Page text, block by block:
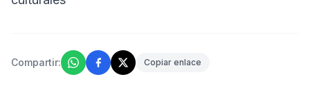
Compartir: Copiar enlace